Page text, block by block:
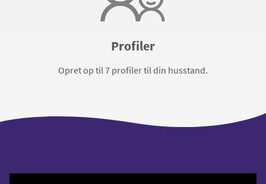
Profiler
Opret op til 7 profiler til din husstand.